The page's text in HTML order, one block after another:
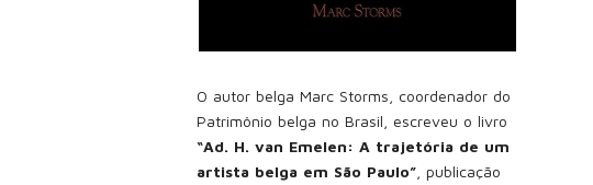
O autor belga Marc Storms, coordenador do
Patrimônio belga no Brasil, escreveu o livro
“Ad. H. van Emelen: A trajetória de um
artista belga em São Paulo” , publicação